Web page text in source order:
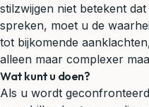
stilzwijgen niet betekent
spreken, moet u de
tot bijkomende
alleen maar complexer
Wat kunt u doen?
Als u wordt